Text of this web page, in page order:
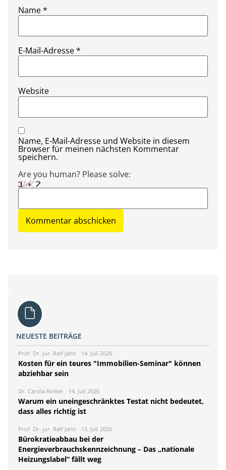
Name*
E-Mail-Adresse*
Website
Name, E-Mail-Adresse und Website in diesem
Browser für meinen nächsten Kommentar
speichern.
Are you human? Please solve:
NEUESTE BEITRÄGE
Prof. Dr. jur. Ralf Jahn 14. Juli 2026
Kosten für ein teures "Immobilien-Seminar" können
abziehbar sein
Dr. Carola Rinker 14. Juli 2026
Warum ein uneingeschränktes Testat nicht bedeutet,
dass alles richtig ist
Prof. Dr. jur. Ralf Jahn 13. Juli 2026
Bürokratieabbau bei der
Energieverbrauchskennzeichnung – Das „nationale
Heizungslabel“ fällt weg